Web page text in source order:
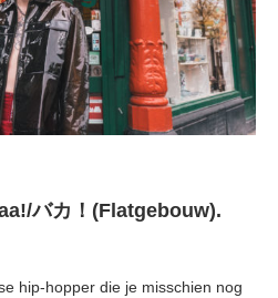
バカ！(Flatgebouw).
hip-hopper die je misschien nog